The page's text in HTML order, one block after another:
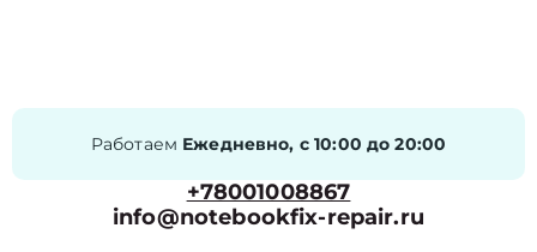
Работаем Ежедневно, с 10:00 до 20:00
+78001008867
info@notebookfix-repair.ru